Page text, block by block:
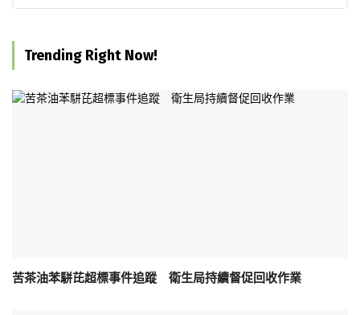
Trending Right Now!
苦茶油苯駢芘超標事件追蹤 衛生局持續督促回收作業